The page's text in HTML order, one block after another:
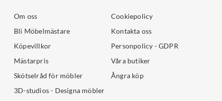
Om oss
Bli Möbelmästare
Köpevillkor
Mästarpris
Skötselråd för möbler
3D-studios - Designa möbler
Cookiepolicy
Kontakta oss
Personpolicy - GDPR
Våra butiker
Ångra köp